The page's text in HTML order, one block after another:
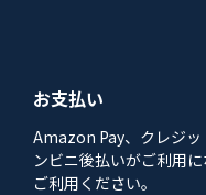
お支払い
Amazon Pay、クレジッ
ンビニ後払いがご利用
ご利用ください。